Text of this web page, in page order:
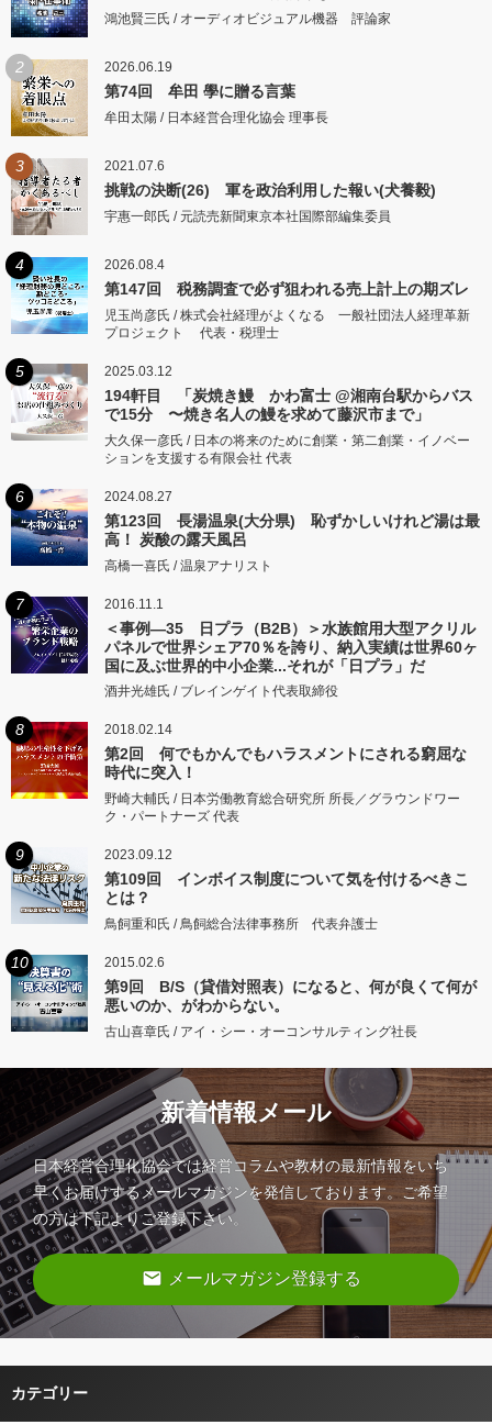
鴻池賢三氏 / オーディオビジュアル機器 評論家
2 2026.06.19
第74回 牟田 學に贈る言葉
牟田太陽 / 日本経営合理化協会 理事長
3 2021.07.6
挑戦の決断(26) 軍を政治利用した報い(犬養毅)
宇惠一郎氏 / 元読売新聞東京本社国際部編集委員
4 2026.08.4
第147回 税務調査で必ず狙われる売上計上の期ズレ
児玉尚彦氏 / 株式会社経理がよくなる 一般社団法人経理革新
プロジェクト 代表・税理士
5 2025.03.12
194軒目 「炭焼き鰻 かわ富士 @湘南台駅からバス
で15分 〜焼き名人の鰻を求めて藤沢市まで」
大久保一彦氏 / 日本の将来のために創業・第二創業・イノベー
ションを支援する有限会社 代表
6 2024.08.27
第123回 長湯温泉(大分県) 恥ずかしいけれど湯は最
高！ 炭酸の露天風呂
高橋一喜氏 / 温泉アナリスト
7 2016.11.1
＜事例―35 日プラ（B2B）＞水族館用大型アクリル
パネルで世界シェア70％を誇り、納入実績は世界60ヶ
国に及ぶ世界的中小企業...それが「日プラ」だ
酒井光雄氏 / ブレインゲイト代表取締役
8 2018.02.14
第2回 何でもかんでもハラスメントにされる窮屈な
時代に突入！
野崎大輔氏 / 日本労働教育総合研究所 所長／グラウンドワー
ク・パートナーズ 代表
9 2023.09.12
第109回 インボイス制度について気を付けるべきこ
とは？
鳥飼重和氏 / 鳥飼総合法律事務所 代表弁護士
10 2015.02.6
第9回 B/S（貸借対照表）になると、何が良くて何が
悪いのか、がわからない。
古山喜章氏 / アイ・シー・オーコンサルティング社長
新着情報メール
日本経営合理化協会では経営コラムや教材の最新情報をいち
早くお届けするメールマガジンを発信しております。ご希望
の方は下記よりご登録下さい。
email メールマガジン登録する
カテゴリー